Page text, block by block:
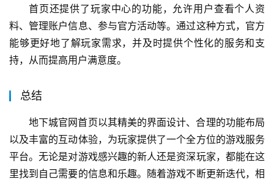
首页还提供了玩家中心的功能，允许用户查看个人资
料、管理账户信息、参与官方活动等。通过这种方式，官方
能够更好地了解玩家需求，并及时提供个性化的服务和支
持，从而提高用户满意度。
总结
地下城官网首页以其精美的界面设计、合理的功能布局
以及丰富的互动体验，为玩家提供了一个全方位的游戏服务
平台。无论是对游戏感兴趣的新人还是资深玩家，都能在这
里找到自己需要的信息和乐趣。随着游戏不断更新迭代，相